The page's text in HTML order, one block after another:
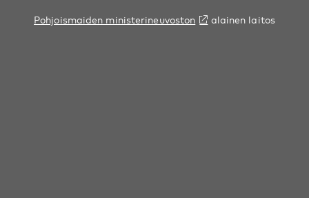
Pohjoismaiden ministerineuvoston alainen laitos